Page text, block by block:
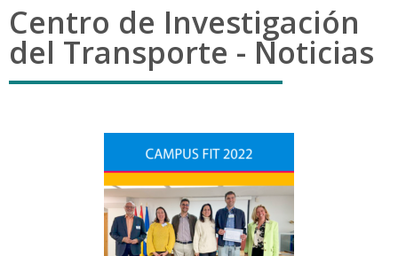
Centro de Investigación
del Transporte - Noticias